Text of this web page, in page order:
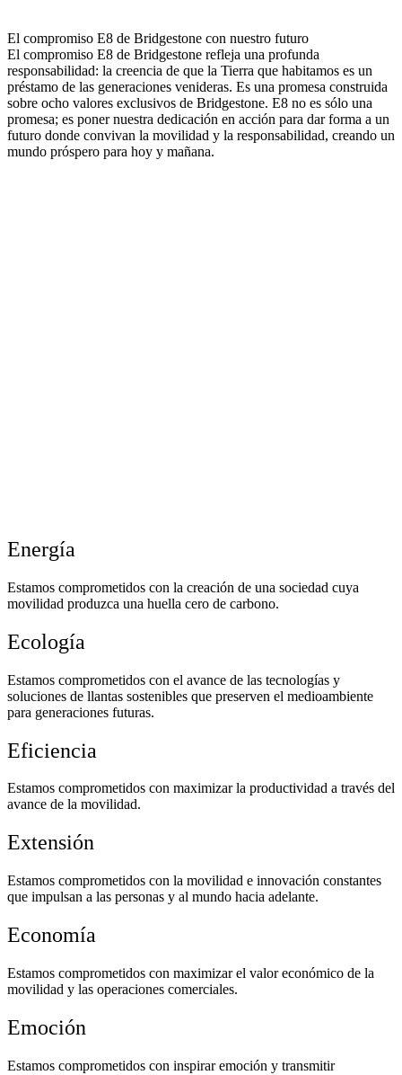
El compromiso E8 de Bridgestone con nuestro futuro
El compromiso E8 de Bridgestone refleja una profunda
responsabilidad: la creencia de que la Tierra que habitamos es un
préstamo de las generaciones venideras. Es una promesa construida
sobre ocho valores exclusivos de Bridgestone. E8 no es sólo una
promesa; es poner nuestra dedicación en acción para dar forma a un
futuro donde convivan la movilidad y la responsabilidad, creando un
mundo próspero para hoy y mañana.
Energía
Estamos comprometidos con la creación de una sociedad cuya
movilidad produzca una huella cero de carbono.
Ecología
Estamos comprometidos con el avance de las tecnologías y
soluciones de llantas sostenibles que preserven el medioambiente
para generaciones futuras.
Eficiencia
Estamos comprometidos con maximizar la productividad a través del
avance de la movilidad.
Extensión
Estamos comprometidos con la movilidad e innovación constantes
que impulsan a las personas y al mundo hacia adelante.
Economía
Estamos comprometidos con maximizar el valor económico de la
movilidad y las operaciones comerciales.
Emoción
Estamos comprometidos con inspirar emoción y transmitir